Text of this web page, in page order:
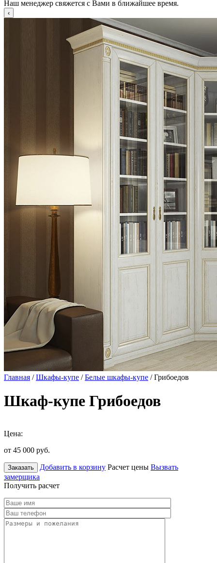
Наш менеджер свяжется с Вами в ближайшее время.
Главная /Шкафы-купе /Белые шкафы-купе / Грибоедов
Шкаф-купе Грибоедов
Цена:
от 45 000 руб.
Заказать Добавить в корзину Расчет цены Вызвать
замерщика
Получить расчет